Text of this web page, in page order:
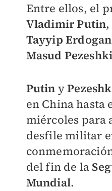
Entre ellos, el
Vladimir Putin
Tayyip Erdogan
Masud
Putin y
en China hasta
miércoles para
desfile militar
del fin de la
Mundial.